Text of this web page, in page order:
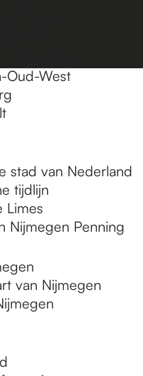
Oud-West
stad van Nederland
tijdlijn
Limes
Nijmegen Penning
van Nijmegen